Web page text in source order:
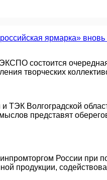
состоится
творческих
Волгоградской
представят
России при
продукции,